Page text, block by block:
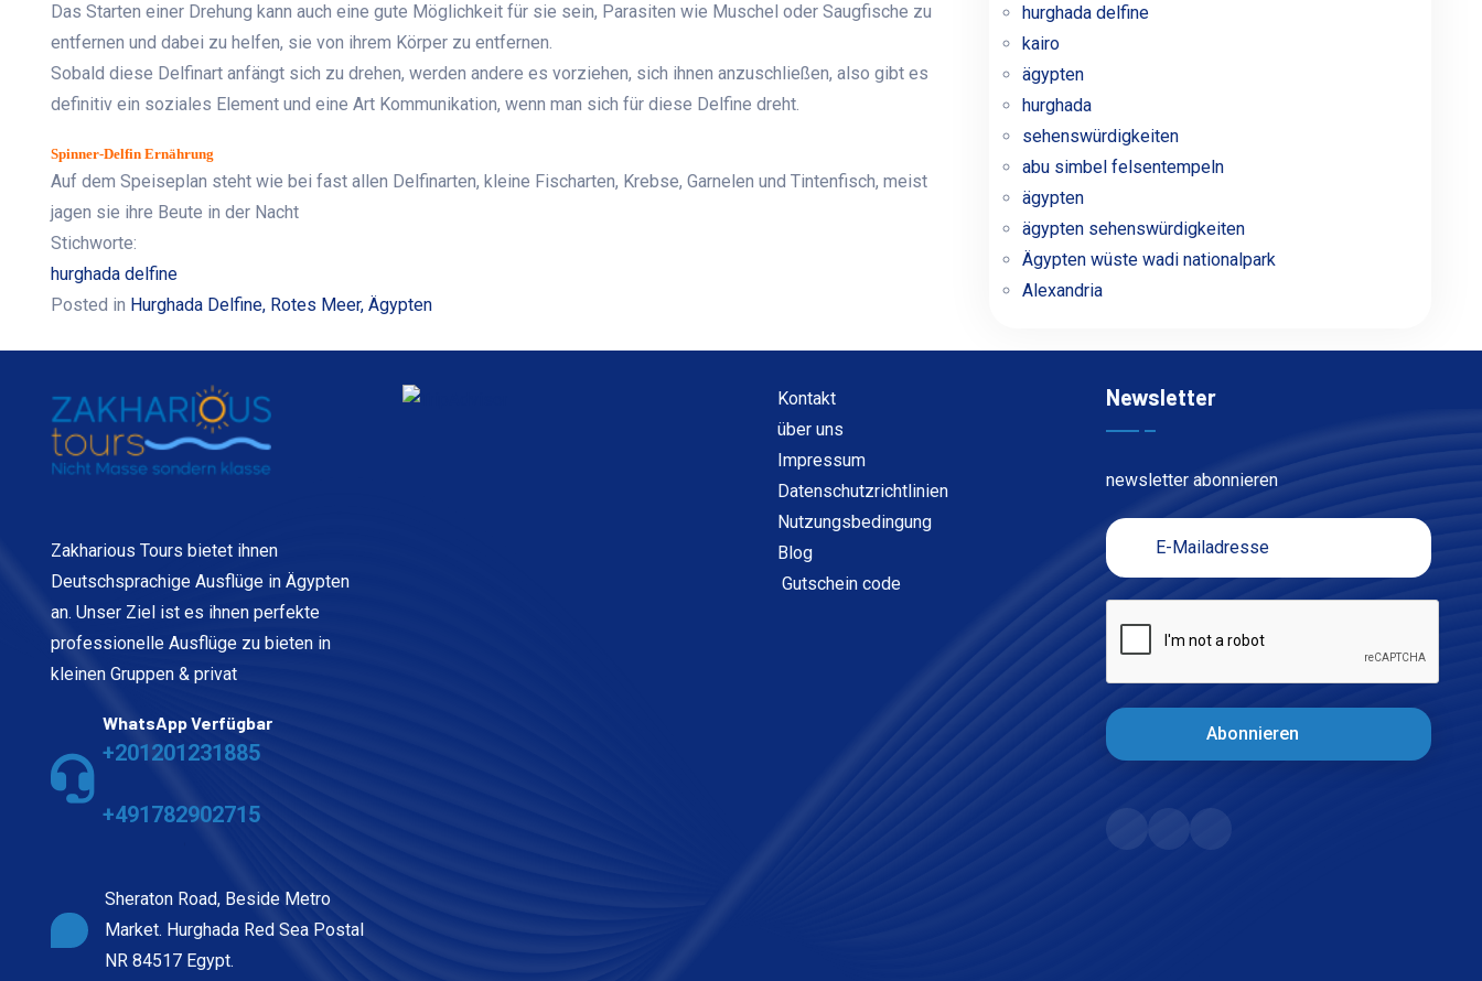
Das Starten einer Drehung kann auch eine gute Möglichkeit für sie sein, Parasiten wie Muschel oder Saugfische zu
entfernen und dabei zu helfen, sie von ihrem Körper zu entfernen.
Sobald diese Delfinart anfängt sich zu drehen, werden andere es vorziehen, sich ihnen anzuschließen, also gibt es
definitiv ein soziales Element und eine Art Kommunikation, wenn man sich für diese Delfine dreht.
Spinner-Delfin Ernährung
Auf dem Speiseplan steht wie bei fast allen Delfinarten, kleine Fischarten, Krebse, Garnelen und Tintenfisch, meist
jagen sie ihre Beute in der Nacht
Stichworte:
hurghada delfine
Posted in Hurghada Delfine, Rotes Meer, Ägypten
hurghada delfine
kairo
ägypten
hurghada
sehenswürdigkeiten
abu simbel felsentempeln
ägypten
ägypten sehenswürdigkeiten
Ägypten wüste wadi nationalpark
Alexandria
Zakharious Tours bietet ihnen
Deutschsprachige Ausflüge in Ägypten
an. Unser Ziel ist es ihnen perfekte
professionelle Ausflüge zu bieten in
kleinen Gruppen & privat
WhatsApp Verfügbar
+201201231885
+491782902715
Sheraton Road, Beside Metro
Market. Hurghada Red Sea Postal
NR 84517 Egypt.
Kontakt
über uns
Impressum
Datenschutzrichtlinien
Nutzungsbedingung
Blog
Gutschein code
Newsletter
newsletter abonnieren
Abonnieren